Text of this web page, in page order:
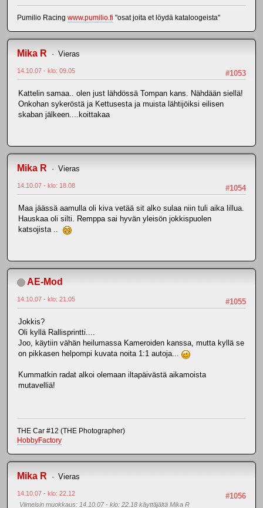
Pumilio Racing www.pumilio.fi "osat joita et löydä kataloogeista"
Mika R Vieras
#1053
14.10.07 - klo: 09.05
Kattelin samaa.. olen just lähdössä Tompan kans. Nähdään siellä!
Onkohan sykeröstä ja Kettusesta ja muista lähtijöiksi eilisen
skaban jälkeen....koittakaa
Mika R Vieras
#1054
14.10.07 - klo: 18.08
Maa jäässä aamulla oli kiva vetää sit alko sulaa niin tuli aika lillua.
Hauskaa oli silti. Remppa sai hyvän yleisön jokkispuolen
katsojista ..
AE-Mod
#1055
14.10.07 - klo: 21.05
Jokkis?
Oli kyllä Rallisprintti....
Joo, käytiin vähän heilumassa Kameroiden kanssa, mutta kyllä se
on pikkasen helpompi kuvata noita 1:1 autoja...
Kummatkin radat alkoi olemaan iltapäivästä aikamoista
mutavelliä!
THE Car #12 (THE Photographer)
HobbyFactory
Mika R Vieras
#1056
14.10.07 - klo: 22.12
Viimeisin muokkaus: 14.10.07 - klo: 22.18 käyttäjältä Mika R